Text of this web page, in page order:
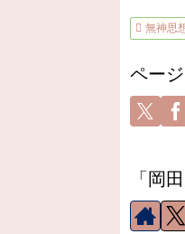
無神思
ペー
「岡